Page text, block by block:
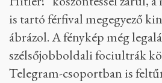
is tartó férfival megegyező
ábrázol. A fénykép még
szélsőjobboldali fociultrák
Telegram-csoportban is